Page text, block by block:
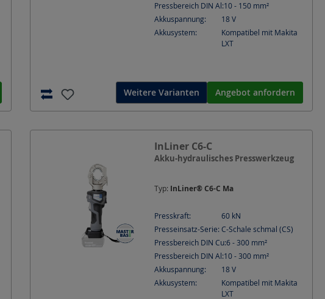
Pressbereich DIN Al:10 - 150 mm²
Akkuspannung:
18V
Akkusystem:
Kompatibel mit Makita
LXT
Weitere Varianten Angebot anfordern
InLiner C6-C
Akku-hydraulisches Presswerkzeug
Typ: InLiner® C6-C Ma
Presskraft: 60 kN
Presseinsatz-Serie: C-Schale schmal (CS)
Pressbereich DIN Cu:6 - 300 mm²
Pressbereich DIN Al:10 - 300 mm²
Akkuspannung:
18V
Akkusystem:
Kompatibel mit Makita
LXT